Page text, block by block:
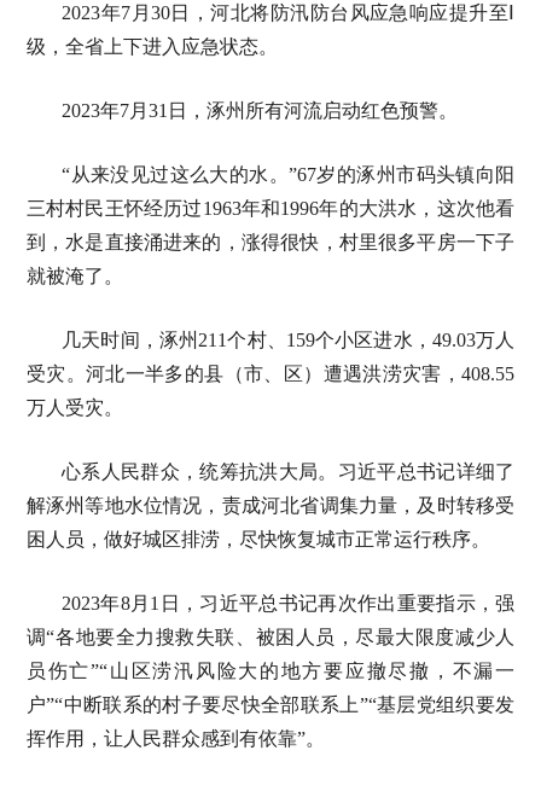
2023年7月30日，河北将防汛防台风应急响应提升至Ⅰ
级，全省上下进入应急状态。
2023年7月31日，涿州所有河流启动红色预警。
“从来没见过这么大的水。”67岁的涿州市码头镇向阳
三村村民王怀经历过1963年和1996年的大洪水，这次他看
到，水是直接涌进来的，涨得很快，村里很多平房一下子
就被淹了。
几天时间，涿州211个村、159个小区进水，49.03万人
受灾。河北一半多的县（市、区）遭遇洪涝灾害，408.55
万人受灾。
心系人民群众，统筹抗洪大局。习近平总书记详细了
解涿州等地水位情况，责成河北省调集力量，及时转移受
困人员，做好城区排涝，尽快恢复城市正常运行秩序。
2023年8月1日，习近平总书记再次作出重要指示，强
调“各地要全力搜救失联、被困人员，尽最大限度减少人
员伤亡”“山区涝汛风险大的地方要应撤尽撤，不漏一
户”“中断联系的村子要尽快全部联系上”“基层党组织要发
挥作用，让人民群众感到有依靠”。